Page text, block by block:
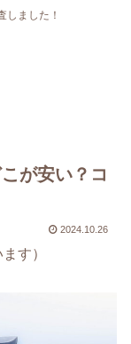
しました！
が安い？コ
2024.10.26
す）